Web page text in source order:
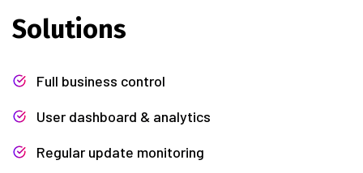
Solutions
Full business control
User dashboard & analytics
Regular update monitoring